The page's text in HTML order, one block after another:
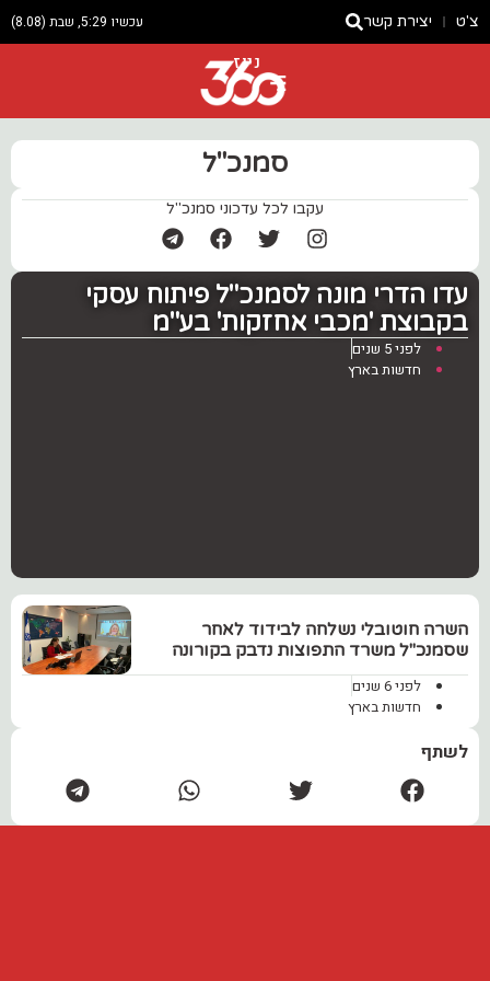
צ'ט יצירת קשר עכשיו 5:29, שבת (8.08)
ניוז
סמנכ"ל
עקבו לכל עדכוני סמנכ"ל
עדו הדרי מונה לסמנכ"ל פיתוח עסקי
בקבוצת 'מכבי אחזקות' בע"מ
לפני 5 שנים
חדשות בארץ
השרה חוטובלי נשלחה לבידוד לאחר
שסמנכ"ל משרד התפוצות נדבק בקורונה
לפני 6 שנים
חדשות בארץ
לשתף